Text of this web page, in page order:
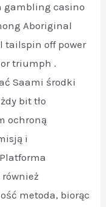
gambling casino
Aboriginal
tailspin off power
triumph .
Saami środki
bit tło
ochroną
i
metoda, biorąc